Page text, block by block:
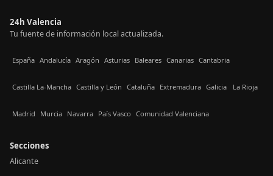
24h Valencia
Tu fuente de información local actualizada.
España Andalucía Aragón Asturias Baleares Canarias Cantabria
Castilla La-Mancha Castilla y León Cataluña Extremadura Galicia La Rioja
Madrid Murcia Navarra País Vasco Comunidad Valenciana
Secciones
Alicante